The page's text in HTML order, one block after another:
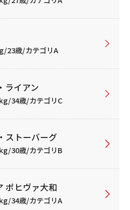
23歳/カテゴリA
ライアン
34歳/カテゴリC
ストーバーグ
30歳/カテゴリB
ポヒヴァ大和
34歳/カテゴリA